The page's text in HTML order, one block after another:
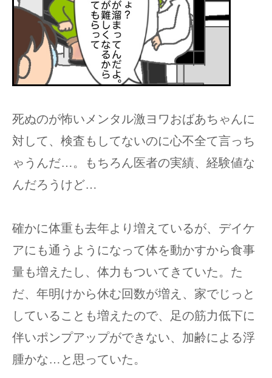
死ぬのが怖いメンタル激ヨワおばあちゃんに
対して、検査もしてないのに心不全て言っち
ゃうんだ…。もちろん医者の実績、経験値な
んだろうけど…
確かに体重も去年より増えているが、デイケ
アにも通うようになって体を動かすから食事
量も増えたし、体力もついてきていた。た
だ、年明けから休む回数が増え、家でじっと
していることも増えたので、足の筋力低下に
伴いポンプアップができない、加齢による浮
腫かな…と思っていた。